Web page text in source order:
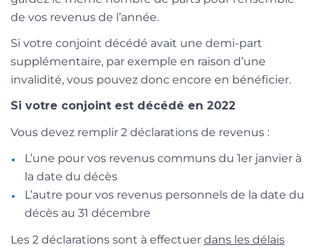
de vos revenus de l’année.
Si votre conjoint décédé avait une demi-part
supplémentaire, par exemple en raison d’une
invalidité, vous pouvez donc encore en bénéficier.
Si votre conjoint est décédé en 2022
Vous devez remplir 2 déclarations de revenus :
L’une pour vos revenus communs du 1er janvier à
la date du décès
L’autre pour vos revenus personnels de la date du
décès au 31 décembre
Les 2 déclarations sont à effectuer dans les délais